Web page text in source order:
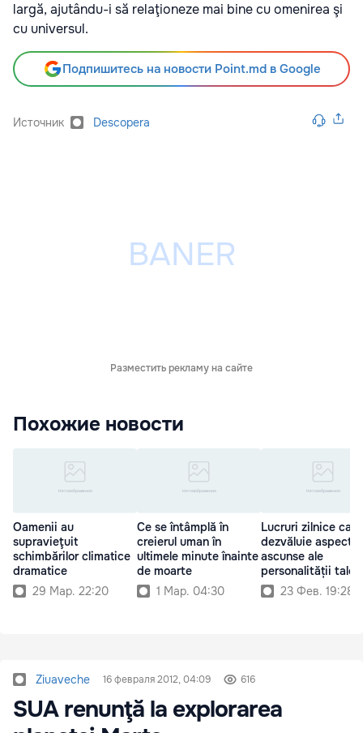
largă, ajutându-i să relaţioneze mai bine cu omenirea şi
cu universul.
Подпишитесь на новости Point.md в Google
Источник Descopera
Разместить рекламу на сайте
Похожие новости
Oamenii au
supravieţuit
schimbărilor climatice
dramatice
29 Мар. 22:20
Ce se întâmplă în
creierul uman în
ultimele minute înainte
de moarte
1 Мар. 04:30
Lucruri zilnice care
dezvăluie aspecte
ascunse ale
personalității tale
23 Фев. 19:28
Ziuaveche 16 февраля 2012, 04:09 616
SUA renunţă la explorarea